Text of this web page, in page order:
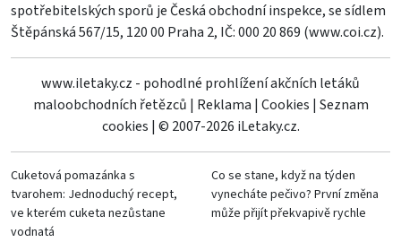
spotřebitelských sporů je Česká obchodní inspekce, se sídlem
Štěpánská 567/15, 120 00 Praha 2, IČ: 000 20 869 (www.coi.cz).
www.iletaky.cz - pohodlné prohlížení akčních letáků
maloobchodních řetězců | Reklama | Cookies | Seznam
cookies | © 2007-2026 iLetaky.cz.
Cuketová pomazánka s
tvarohem: Jednoduchý recept,
ve kterém cuketa nezůstane
vodnatá
Co se stane, když na týden
vynecháte pečivo? První změna
může přijít překvapivě rychle